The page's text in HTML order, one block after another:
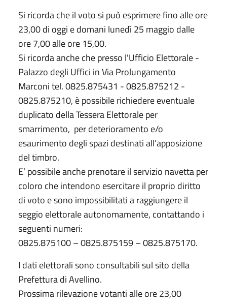
Si ricorda che il voto si può esprimere fino alle ore
23,00 di oggi e domani lunedì 25 maggio dalle
ore 7,00 alle ore 15,00.
Si ricorda anche che presso l'Ufficio Elettorale -
Palazzo degli Uffici in Via Prolungamento
Marconi tel. 0825.875431 - 0825.875212 -
0825.875210, è possibile richiedere eventuale
duplicato della Tessera Elettorale per
smarrimento, per deterioramento e/o
esaurimento degli spazi destinati all’apposizione
del timbro.
E’ possibile anche prenotare il servizio navetta per
coloro che intendono esercitare il proprio diritto
di voto e sono impossibilitati a raggiungere il
seggio elettorale autonomamente, contattando i
seguenti numeri:
0825.875100 – 0825.875159 – 0825.875170.
I dati elettorali sono consultabili sul sito della
Prefettura di Avellino.
Prossima rilevazione votanti alle ore 23,00